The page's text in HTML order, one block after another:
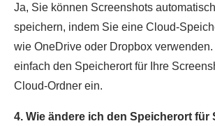
Ja, Sie können Screenshots
speichern, indem Sie eine Cloud-
wie OneDrive oder Dropbox
einfach den Speicherort für Ihre
Cloud-Ordner ein.
4. Wie ändere ich den Speicherort für